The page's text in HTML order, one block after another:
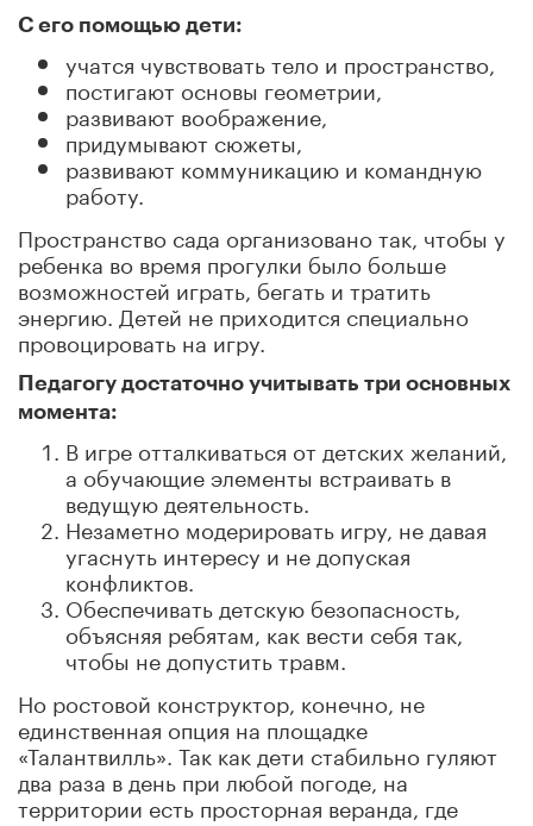
С его помощью дети:
учатся чувствовать тело и пространство,
постигают основы геометрии,
развивают воображение,
придумывают сюжеты,
развивают коммуникацию и командную
работу.
Пространство сада организовано так, чтобы у
ребенка во время прогулки было больше
возможностей играть, бегать и тратить
энергию. Детей не приходится специально
провоцировать на игру.
Педагогу достаточно учитывать три основных
момента:
В игре отталкиваться от детских желаний,
а обучающие элементы встраивать в
ведущую деятельность.
Незаметно модерировать игру, не давая
угаснуть интересу и не допуская
конфликтов.
Обеспечивать детскую безопасность,
объясняя ребятам, как вести себя так,
чтобы не допустить травм.
Но ростовой конструктор, конечно, не
единственная опция на площадке
«Талантвилль». Так как дети стабильно гуляют
два раза в день при любой погоде, на
территории есть просторная веранда, где